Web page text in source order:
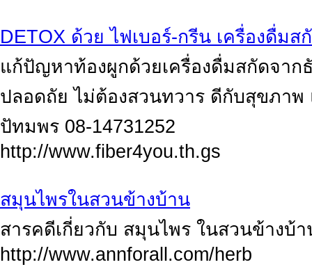
DETOX ด้วย ไฟเบอร์-กรีน เครื่องดื่ม
แก้ปัญหาท้องผูกด้วยเครื่องดื่มสกัดจา
ปลอดถัย ไม่ต้องสวนทวาร ดีกับสุขภาพ
ปัทมพร 08-14731252
http://www.fiber4you.th.gs
สมุนไพรในสวนข้างบ้าน
สารคดีเกี่ยวกับ สมุนไพร ในสวนข้างบ้า
http://www.annforall.com/herb